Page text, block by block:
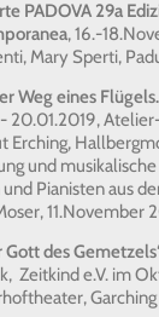
PADOVA 29a
, 16.-
Mary Sperti,
Weg eines Flügels.
20.01.2019,
Erching,
und
Pianisten aus
11.November
des
Zeitkind e.V. im
Garching